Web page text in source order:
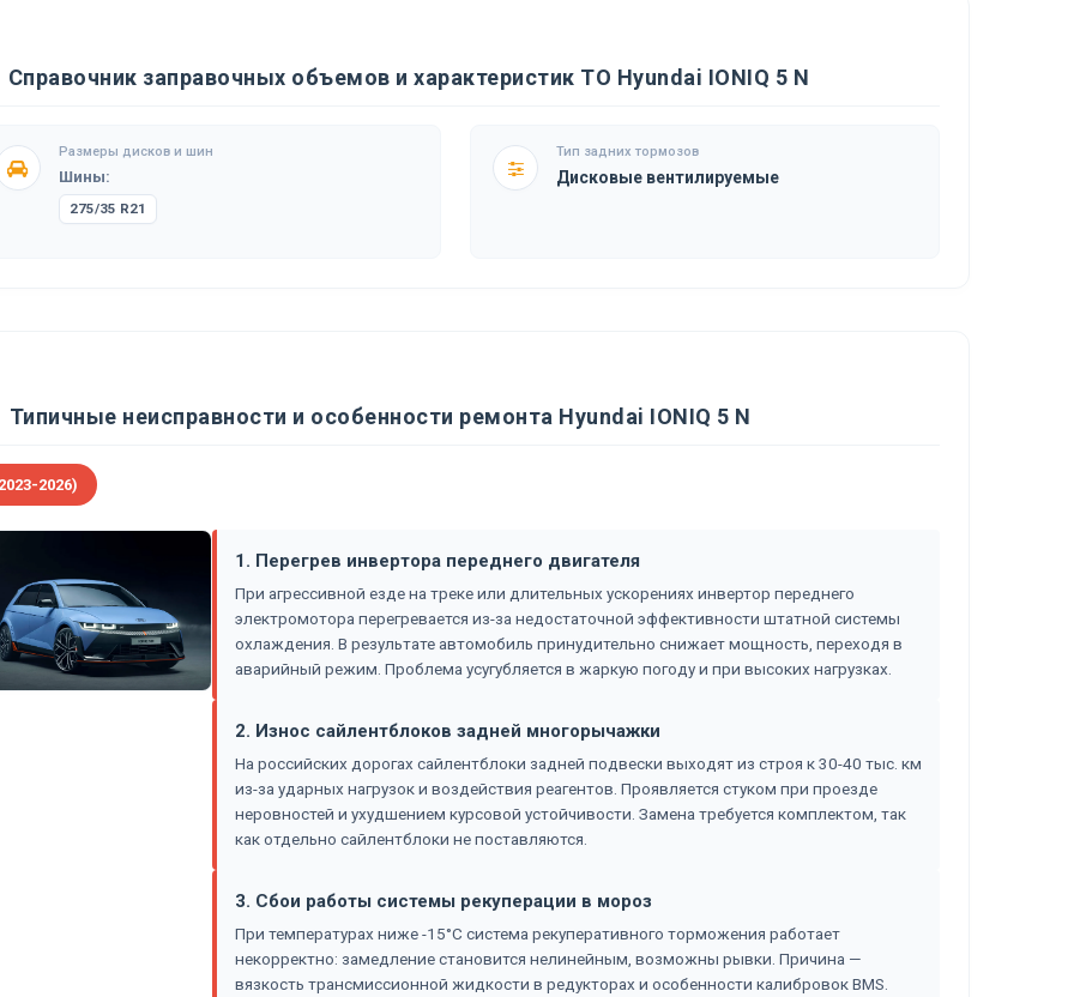
Справочник заправочных объемов и характеристик ТО Hyundai IONIQ 5 N
Размеры дисков и шин
Шины:
275/35 R21
Тип задних тормозов
Дисковые вентилируемые
Типичные неисправности и особенности ремонта Hyundai IONIQ 5 N
2026)
1. Перегрев инвертора переднего двигателя
При агрессивной езде на треке или длительных ускорениях инвертор переднего
электромотора перегревается из-за недостаточной эффективности штатной системы
охлаждения. В результате автомобиль принудительно снижает мощность, переходя в
аварийный режим. Проблема усугубляется в жаркую погоду и при высоких нагрузках.
2. Износ сайлентблоков задней многорычажки
На российских дорогах сайлентблоки задней подвески выходят из строя к 30-40 тыс. км
из-за ударных нагрузок и воздействия реагентов. Проявляется стуком при проезде
неровностей и ухудшением курсовой устойчивости. Замена требуется комплектом, так
как отдельно сайлентблоки не поставляются.
3. Сбои работы системы рекуперации в мороз
При температурах ниже -15°C система рекуперативного торможения работает
некорректно: замедление становится нелинейным, возможны рывки. Причина —
вязкость трансмиссионной жидкости в редукторах и особенности калибровок BMS.